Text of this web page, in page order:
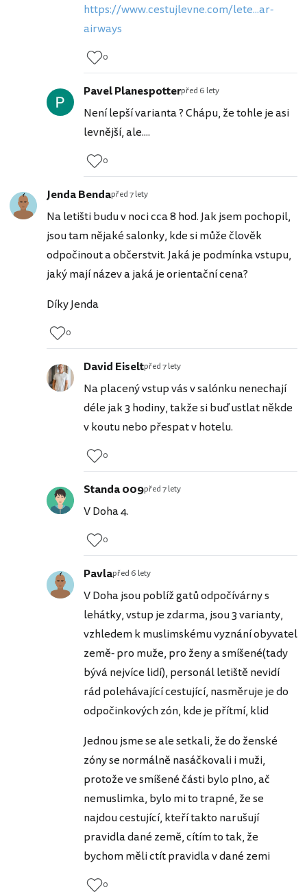
https://www.cestujlevne.com/lete...ar-
airways
0
Pavel Planespotterpřed 6 lety
Není lepší varianta ? Chápu, že tohle je asi
levnější, ale....
0
Jenda Bendapřed 7 lety
Na letišti budu v noci cca 8 hod. Jak jsem pochopil,
jsou tam nějaké salonky, kde si může člověk
odpočinout a občerstvit. Jaká je podmínka vstupu,
jaký mají název a jaká je orientační cena?
Díky Jenda
0
David Eiseltpřed 7 lety
Na placený vstup vás v salónku nenechají
déle jak 3 hodiny, takže si buď ustlat někde
v koutu nebo přespat v hotelu.
0
Standa 009před 7 lety
V Doha 4.
0
Pavlapřed 6 lety
V Doha jsou poblíž gatů odpočívárny s
lehátky, vstup je zdarma, jsou 3 varianty,
vzhledem k muslimskému vyznání obyvatel
země- pro muže, pro ženy a smíšené(tady
bývá nejvíce lidí), personál letiště nevidí
rád polehávající cestující, nasměruje je do
odpočinkových zón, kde je přítmí, klid
Jednou jsme se ale setkali, že do ženské
zóny se normálně nasáčkovali i muži,
protože ve smíšené části bylo plno, ač
nemuslimka, bylo mi to trapné, že se
najdou cestující, kteří takto narušují
pravidla dané země, cítím to tak, že
bychom měli ctít pravidla v dané zemi
0